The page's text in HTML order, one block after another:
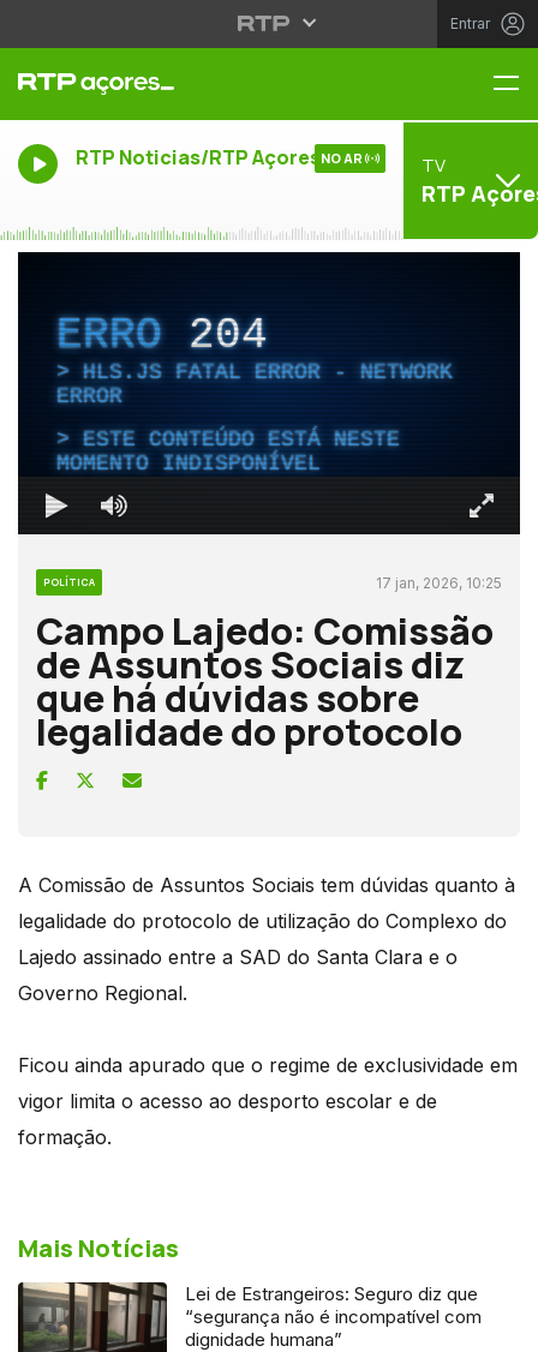
Entrar
RTP Noticias/RTP Açores NO AR TV
RTP
ERRO204
HLS.JS FATAL ERROR - NETWORK
ERROR
ESTE CONTEÚDO ESTÁ NESTE
MOMENTO INDISPONÍVEL
POLÍTICA 17 jan, 2026, 10:25
Campo Lajedo: Comissão
de Assuntos Sociais diz
que há dúvidas sobre
legalidade do protocolo
A Comissão de Assuntos Sociais tem dúvidas quanto à
legalidade do protocolo de utilização do Complexo do
Lajedo assinado entre a SAD do Santa Clara e o
Governo Regional.
Ficou ainda apurado que o regime de exclusividade em
vigor limita o acesso ao desporto escolar e de
formação.
Mais Notícias
Lei de Estrangeiros: Seguro diz que
“segurança não é incompatível com
dignidade humana”